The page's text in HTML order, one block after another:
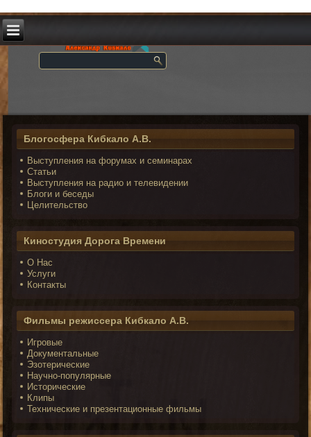
Блогосфера Кибкало А.В.
Выступления на форумах и семинарах
Статьи
Выступления на радио и телевидении
Блоги и беседы
Целительство
Киностудия Дорога Времени
О Нас
Услуги
Контакты
Фильмы режиссера Кибкало А.В.
Игровые
Документальные
Эзотерические
Научно-популярные
Исторические
Клипы
Технические и презентационные фильмы